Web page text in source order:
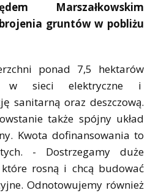
Marszałkowskim
gruntów w pobliżu
ponad 7,5 hektarów
w sieci elektryczne i
sanitarną oraz deszczową.
także spójny układ
Kwota dofinansowania to
- Dostrzegamy duże
rosną i chcą budować
Odnotowujemy również